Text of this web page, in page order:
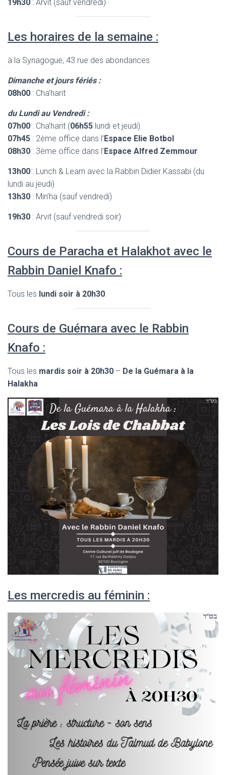
19h30 : Arvit (sauf vendredi)
Les horaires de la semaine :
à la Synagogue, 43 rue des abondances
Dimanche et jours fériés :
08h00 : Cha’harit
du Lundi au Vendredi :
07h00 : Cha’harit (06h55 lundi et jeudi)
07h45 : 2ème office dans l’Espace Elie Botbol
08h30 : 3ème office dans l’Espace Alfred Zemmour
13h00 : Lunch & Learn avec la Rabbin Didier Kassabi (du
lundi au jeudi)
13h30 : Min’ha (sauf vendredi)
19h30 : Arvit (sauf vendredi soir)
Cours de Paracha et Halakhot avec le
Rabbin Daniel Knafo :
Tous les lundi soir à 20h30.
Cours de Guémara avec le Rabbin
Knafo :
Tous les mardis soir à 20h30 – De la Guémara à la
Halakha
Les mercredis au féminin :